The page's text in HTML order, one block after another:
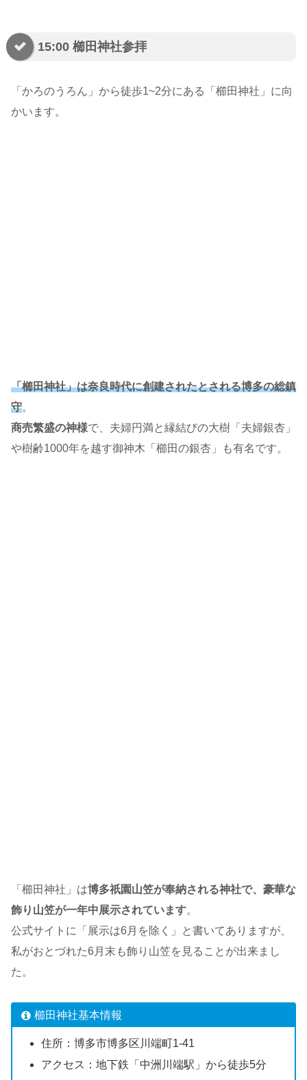
15:00 櫛田神社参拝
「かろのうろん」から徒歩1~2分にある「櫛田神社」に向
かいます。
「櫛田神社」は奈良時代に創建されたとされる博多の総鎮
守。
商売繁盛の神様で、夫婦円満と縁結びの大樹「夫婦銀杏」
や樹齢1000年を越す御神木「櫛田の銀杏」も有名です。
「櫛田神社」は博多祇園山笠が奉納される神社で、豪華な
飾り山笠が一年中展示されています。
公式サイトに「展示は6月を除く」と書いてありますが、
私がおとづれた6月末も飾り山笠を見ることが出来まし
た。
櫛田神社基本情報
住所：博多市博多区川端町1-41
アクセス：地下鉄「中洲川端駅」から徒歩5分